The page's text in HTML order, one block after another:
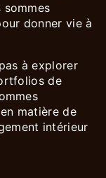
donner vie à
à explorer
de
matière de
intérieur